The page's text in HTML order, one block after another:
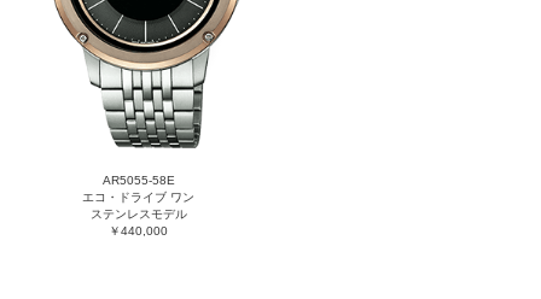
AR5055-58E
エコ・ドライブ ワン
ステンレスモデル
￥440,000